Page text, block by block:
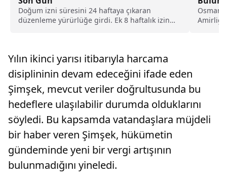
Doğum izni süresini 24 haftaya çıkaran
düzenleme yürürlüğe girdi. Ek 8 haftalık izin
Amirliği
Yılın ikinci yarısı itibarıyla harcama
disiplininin devam edeceğini ifade eden
Şimşek, mevcut veriler doğrultusunda bu
hedeflere ulaşılabilir durumda olduklarını
söyledi. Bu kapsamda vatandaşlara müjdeli
bir haber veren Şimşek, hükümetin
gündeminde yeni bir vergi artışının
bulunmadığını yineledi.